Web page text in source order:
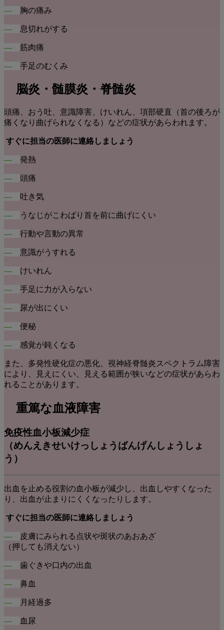
― 胸の痛み
― 息切れがする
― 筋肉痛
― 手足のむくみ
脳炎・髄膜炎 ・脊髄炎
頭痛、おう吐、意識障害、けいれん、項部硬直（首の後ろが
痛くなり曲げられなくなる）などの症状があらわれます。
すぐに担当の医師に連絡しましょう
― 発熱
― 頭痛
― 吐き気
― うなじがこわばり首を前に曲げにくい
― 行動や言動の異常
― 意識がうすれる
― けいれん
― 手足に力が入らない
― 尿が出にくい
― 便秘
― 感覚が鈍くなる
また、多発性硬化症の悪化、視神経脊髄炎スペクトラム障害
により、見えにくい、見える範囲が狭いなどの症状があらわ
れることがあります。
重篤な血液障害
免疫性血小板減少症
（めんえきせいけっしょうばんげんしょうしょ
う）
出血を止める役割の血小板が減少し、出血しやすくなった
り、出血が止まりにくくなったりします。
すぐに担当の医師に連絡しましょう
―
皮膚にみられる点状や斑状のあおあざ
（押しても消えない）
― 歯ぐきや口内の出血
― 鼻血
― 月経過多
― 血尿